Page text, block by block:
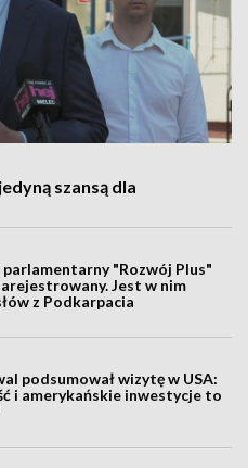
szansą dla
parlamentarny "Rozwój Plus"
Jest w nim
z Podkarpacia
podsumował wizytę w USA:
i amerykańskie inwestycje to